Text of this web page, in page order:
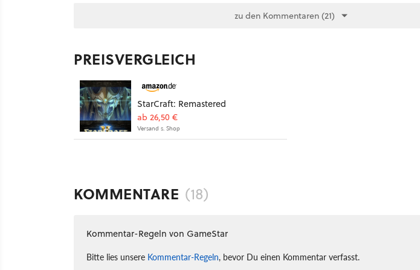
zu den Kommentaren (21)
PREISVERGLEICH
StarCraft: Remastered
ab 26,50 €
Versand s. Shop
KOMMENTARE (18)
Kommentar-Regeln von GameStar
Bitte lies unsere Kommentar-Regeln, bevor Du einen Kommentar verfasst.